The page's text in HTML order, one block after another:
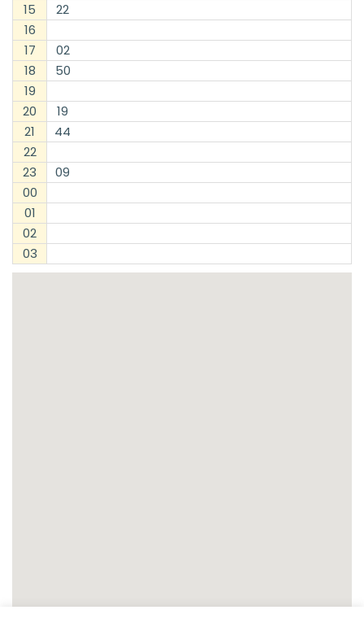
15
22
16
17
02
18
50
19
20
19
21
44
22
23
09
00
01
02
03